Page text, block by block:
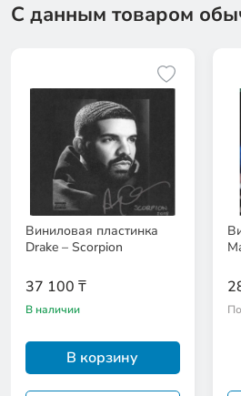
С данным товаром
Виниловая пластинка
Drake – Scorpion
37 100 ₸
В наличии
В корзину